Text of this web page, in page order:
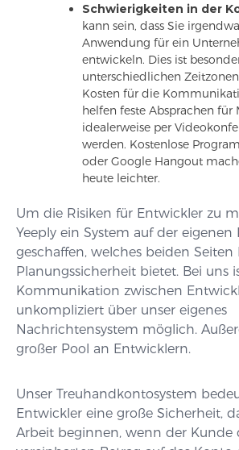
Schwierigkeiten in der
kann sein, dass Sie
Anwendung für ein
entwickeln. Dies ist
unterschiedlichen
Kosten für die
helfen feste Absprachen für
idealerweise per
werden. Kostenlose
oder Google Hangout
heute leichter.
Um die Risiken für Entwickler zu
Yeeply ein System auf der eigenen
geschaffen, welches beiden Seiten
Planungssicherheit bietet. Bei uns
Kommunikation zwischen
unkompliziert über unser eigenes
Nachrichtensystem möglich.
großer Pool an Entwicklern.
Unser Treuhandkontosystem
Entwickler eine große Sicherheit,
Arbeit beginnen, wenn der Kunde